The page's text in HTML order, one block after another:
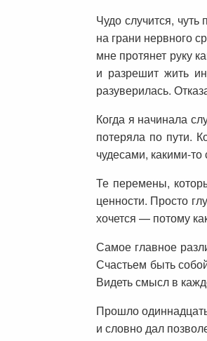
Чудо случится,
на грани нервного
мне протянет руку
и разрешит жить
разуверилась.
Когда я начинала
потеряла по пути.
чудесами, какими-
Те перемены,
ценности. Просто
хочется — потому
Самое главное
Счастьем быть
Видеть смысл в
Прошло
и словно дал